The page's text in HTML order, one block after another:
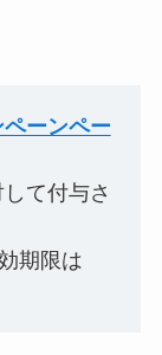
ペーンペー
て付与さ
期限は